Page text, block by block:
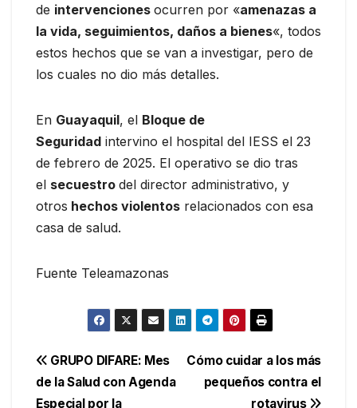
de intervenciones ocurren por «amenazas a
la vida, seguimientos, daños a bienes«, todos
estos hechos que se van a investigar, pero de
los cuales no dio más detalles.
En Guayaquil, el Bloque de
Seguridad intervino el hospital del IESS el 23
de febrero de 2025. El operativo se dio tras
el secuestro del director administrativo, y
otros hechos violentos relacionados con esa
casa de salud.
Fuente Teleamazonas
Navegación
de
Cómo cuidar a los más
pequeños contra el
rotavirus
GRUPO DIFARE: Mes
de la Salud con Agenda
Especial por la